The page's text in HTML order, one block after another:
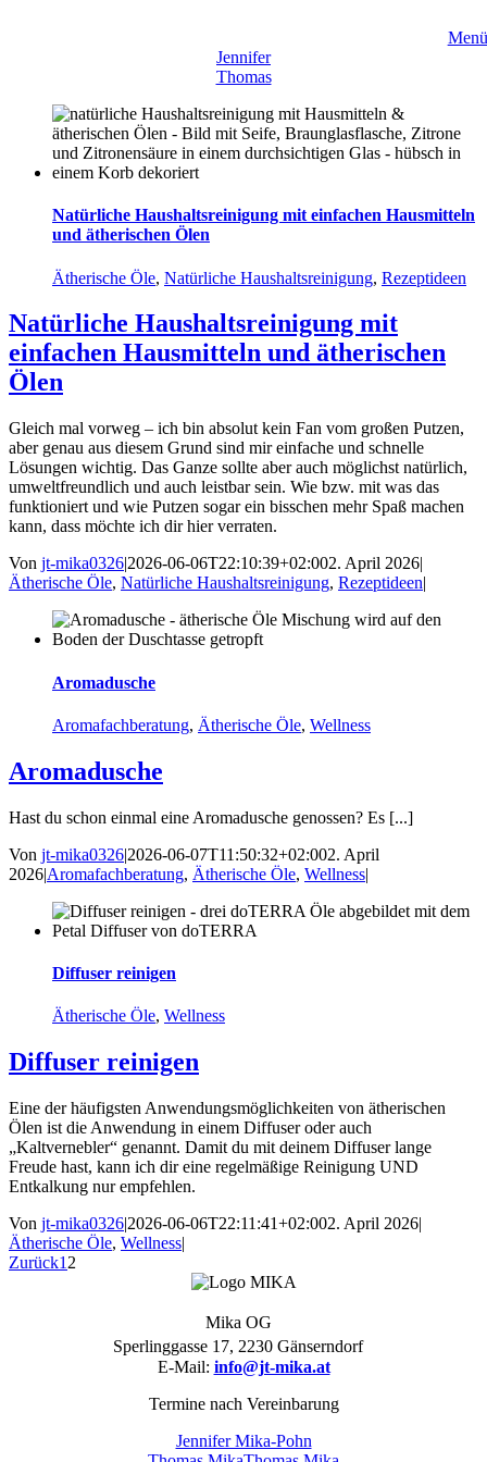
Menü
Jennifer
Thomas
Natürliche Haushaltsreinigung mit einfachen Hausmitteln
und ätherischen Ölen
Ätherische Öle, Natürliche Haushaltsreinigung, Rezeptideen
Natürliche Haushaltsreinigung mit
einfachen Hausmitteln und ätherischen
Ölen
Gleich mal vorweg – ich bin absolut kein Fan vom großen Putzen,
aber genau aus diesem Grund sind mir einfache und schnelle
Lösungen wichtig. Das Ganze sollte aber auch möglichst natürlich,
umweltfreundlich und auch leistbar sein. Wie bzw. mit was das
funktioniert und wie Putzen sogar ein bisschen mehr Spaß machen
kann, dass möchte ich dir hier verraten.
Von jt-mika0326|2026-06-06T22:10:39+02:002. April 2026|
Ätherische Öle, Natürliche Haushaltsreinigung, Rezeptideen|
Aromadusche
Aromafachberatung, Ätherische Öle, Wellness
Aromadusche
Hast du schon einmal eine Aromadusche genossen? Es [...]
Von jt-mika0326|2026-06-07T11:50:32+02:002. April
2026|Aromafachberatung, Ätherische Öle, Wellness|
Diffuser reinigen
Ätherische Öle, Wellness
Diffuser reinigen
Eine der häufigsten Anwendungsmöglichkeiten von ätherischen
Ölen ist die Anwendung in einem Diffuser oder auch
„Kaltvernebler“ genannt. Damit du mit deinem Diffuser lange
Freude hast, kann ich dir eine regelmäßige Reinigung UND
Entkalkung nur empfehlen.
Von jt-mika0326|2026-06-06T22:11:41+02:002. April 2026|
Ätherische Öle, Wellness|
Zurück1 2
Mika OG
Sperlinggasse 17, 2230 Gänserndorf
E-Mail: info@jt-mika.at
Termine nach Vereinbarung
Jennifer Mika-Pohn